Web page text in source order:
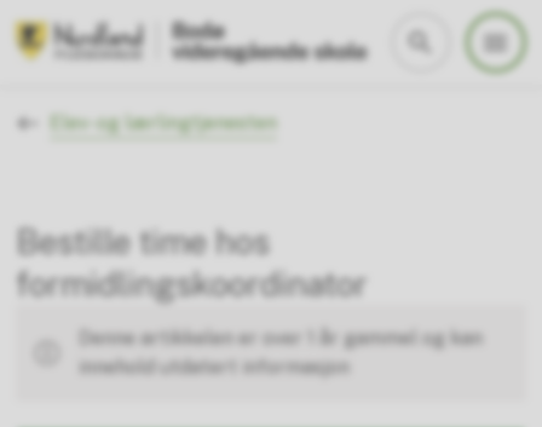
Du er her:Elev- og lærlingtjenesten
Bestille time hos
formidlingskoordinator
Denne artikkelen er over 1 år gammel og kan
innehold utdatert informasjon